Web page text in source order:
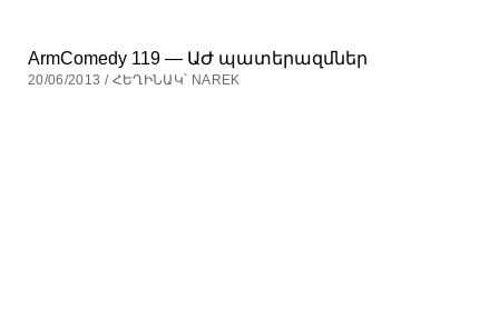
ArmComedy 119 — ԱԺ պատերազմներ
20/06/2013 / ՀԵՂԻՆԱԿ՝ NAREK